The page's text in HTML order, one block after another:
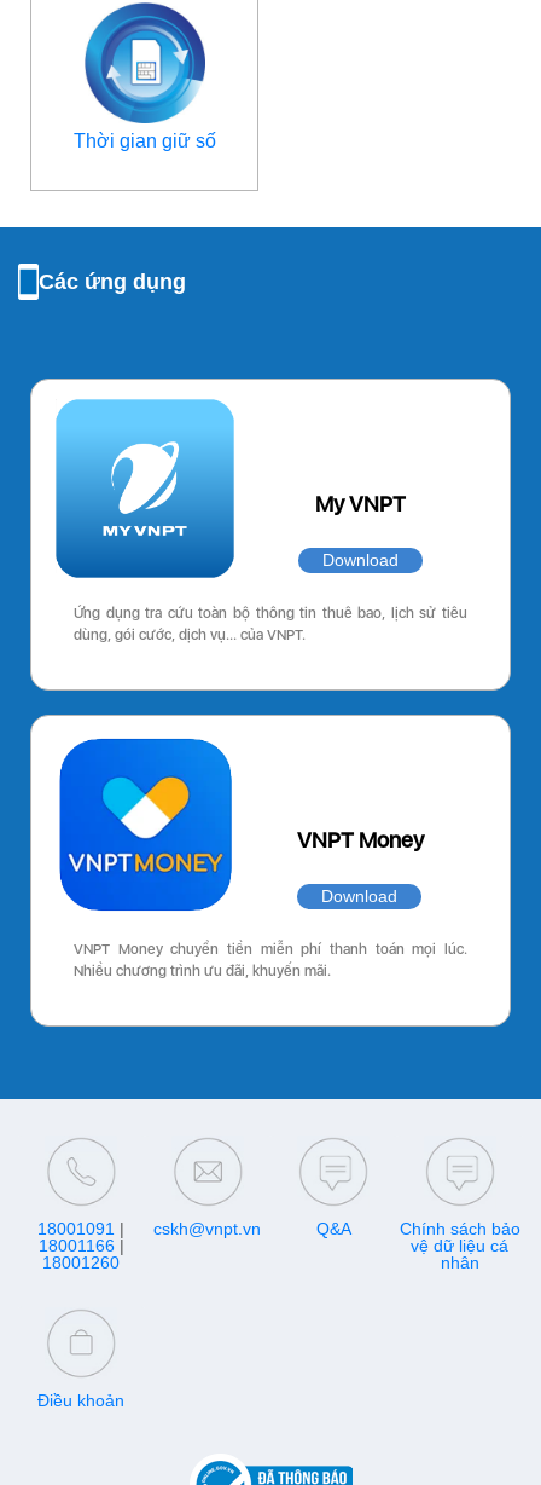
Thời gian giữ số
Các ứng dụng
My VNPT
Download
Ứng dụng tra cứu toàn bộ thông tin thuê bao, lịch sử tiêu
dùng, gói cước, dịch vụ… của VNPT.
VNPT Money
Download
VNPT Money chuyển tiền miễn phí thanh toán mọi lúc.
Nhiều chương trình ưu đãi, khuyến mãi.
18001091 |
18001166|
18001260
cskh@vnpt.vn Q&A
Chính sách bảo
vệ dữ liệu cá
nhân
Điều khoản